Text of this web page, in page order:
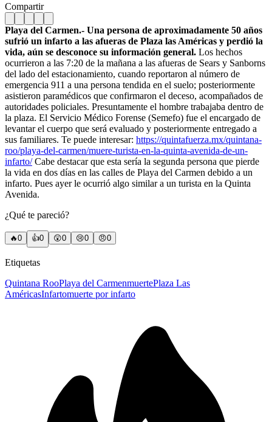
Compartir
Playa del Carmen.- Una persona de aproximadamente 50 años
sufrió un infarto a las afueras de Plaza las Américas y perdió la
vida, aún se desconoce su información general. Los hechos
ocurrieron a las 7:20 de la mañana a las afueras de Sears y Sanborns
del lado del estacionamiento, cuando reportaron al número de
emergencia 911 a una persona tendida en el suelo; posteriormente
asistieron paramédicos que confirmaron el deceso, acompañados de
autoridades policiales. Presuntamente el hombre trabajaba dentro de
la plaza. El Servicio Médico Forense (Semefo) fue el encargado de
levantar el cuerpo que será evaluado y posteriormente entregado a
sus familiares. Te puede interesar: https://quintafuerza.mx/quintana-
roo/playa-del-carmen/muere-turista-en-la-quinta-avenida-de-un-
infarto/Cabe destacar que esta sería la segunda persona que pierde
la vida en dos días en las calles de Playa del Carmen debido a un
infarto. Pues ayer le ocurrió algo similar a un turista en la Quinta
Avenida.
¿Qué te pareció?
🔥0 👍0 😲0 😢0 😠0
Etiquetas
Quintana RooPlaya del CarmenmuertePlaza Las
AméricasInfartomuerte por infarto